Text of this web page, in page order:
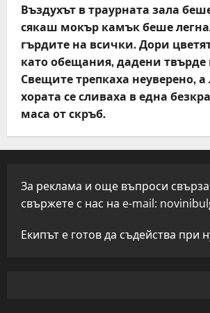
Въздухът в траурната зала
сякаш мокър камък беше
гърдите на всички. Дори
като обещания, дадени твърде
Свещите трепкаха неуверено,
хората се сливаха в една
маса от скръб.
За реклама и още въпроси
свържете с нас на e-mail:
Екипът е готов да съдейства при